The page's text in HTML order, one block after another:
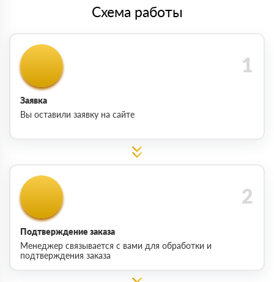
Схема работы
Заявка
Вы оставили заявку на сайте
Подтверждение заказа
Менеджер связывается с вами для обработки и
подтверждения заказа